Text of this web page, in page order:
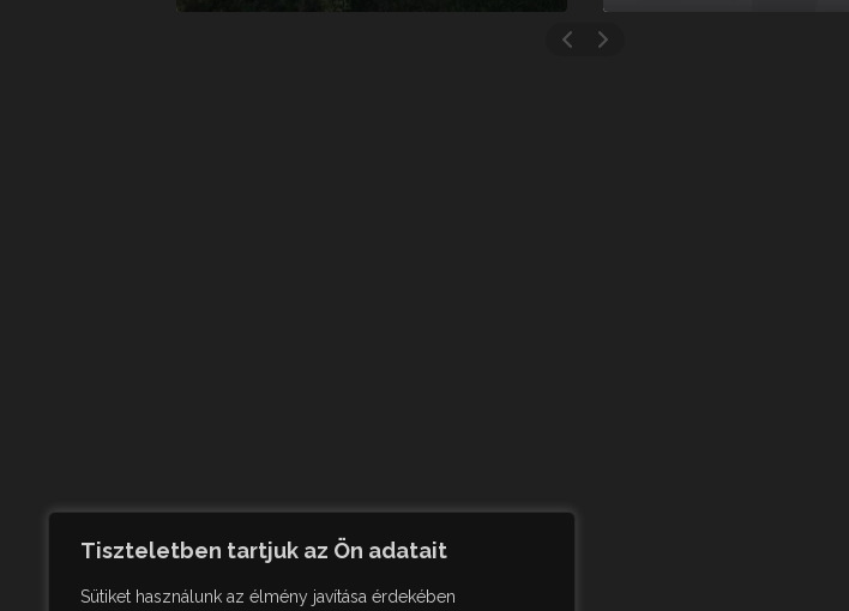
Tiszteletben tartjuk az Ön adatait
Sütiket használunk az élmény javítása érdekében